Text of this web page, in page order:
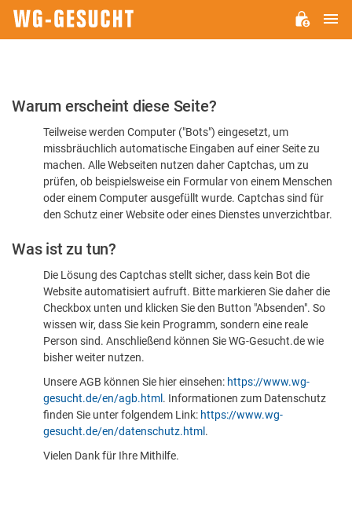
Bitte
dass
sind
Warum erscheint diese Seite?
Teilweise werden Computer ("Bots") eingesetzt, um
missbräuchlich automatische Eingaben auf einer Seite zu
machen. Alle Webseiten nutzen daher Captchas, um zu
prüfen, ob beispielsweise ein Formular von einem Menschen
oder einem Computer ausgefüllt wurde. Captchas sind für
den Schutz einer Website oder eines Dienstes unverzichtbar.
Was ist zu tun?
Die Lösung des Captchas stellt sicher, dass kein Bot die
Website automatisiert aufruft. Bitte markieren Sie daher die
Checkbox unten und klicken Sie den Button "Absenden". So
wissen wir, dass Sie kein Programm, sondern eine reale
Person sind. Anschließend können Sie WG-Gesucht.de wie
bisher weiter nutzen.
Unsere AGB können Sie hier einsehen: https://www.wg-
gesucht.de/en/agb.html . Informationen zum Datenschutz
finden Sie unter folgendem Link: https://www.wg-
gesucht.de/en/datenschutz.html .
Vielen Dank für Ihre Mithilfe.